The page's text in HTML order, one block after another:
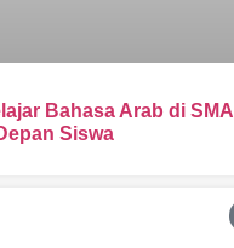
Bahasa Arab di SMA
Siswa